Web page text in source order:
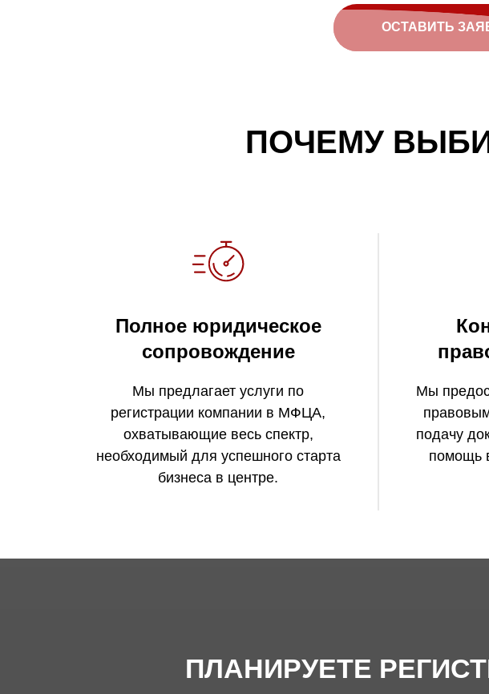
ОСТАВИТЬ
ПОЧЕМУ
Полное юридическое
сопровождение
Мы предлагает услуги по
регистрации компании в МФЦА,
охватывающие весь спектр,
необходимый для успешного старта
бизнеса в центре.
Мы
подачу
помощь
ПЛАНИРУЕТЕ